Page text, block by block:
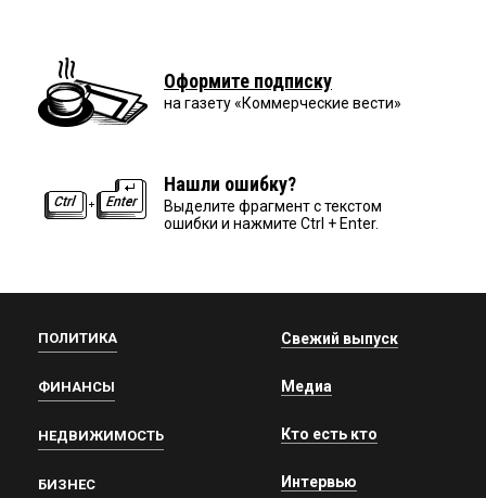
Оформите подписку
на газету «Коммерческие вести»
Нашли ошибку?
Выделите фрагмент с текстом
ошибки и нажмите Ctrl + Enter.
ПОЛИТИКА
ФИНАНСЫ
НЕДВИЖИМОСТЬ
БИЗНЕС
Свежий выпуск
Медиа
Кто есть кто
Интервью